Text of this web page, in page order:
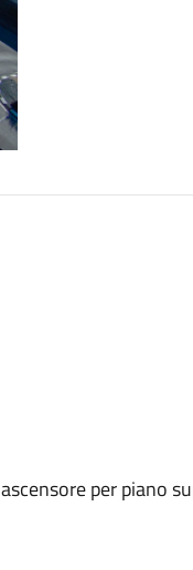
per piano